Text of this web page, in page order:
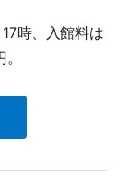
時、入館料は